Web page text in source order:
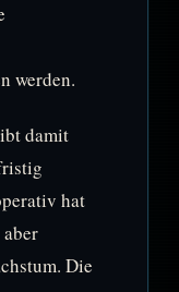
werden.
damit
hat
Die